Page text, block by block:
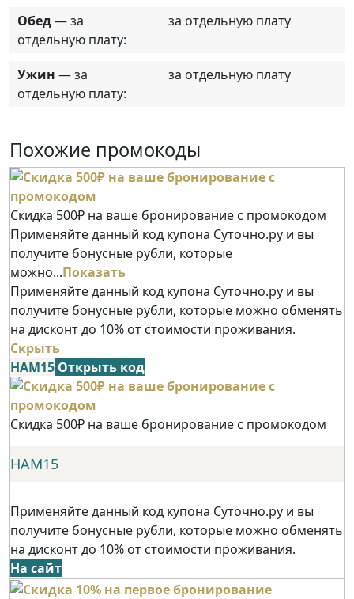
Обед— за
отдельную плату:
за отдельную плату
Ужин — за
отдельную плату:
за отдельную плату
Похожие промокоды
Скидка 500₽ на ваше бронирование с промокодом
Применяйте данный код купона Суточно.ру и вы
получите бонусные рубли, которые
можно...Показать
Применяйте данный код купона Суточно.ру и вы
получите бонусные рубли, которые можно обменять
на дисконт до 10% от стоимости проживания.
Скрыть
НАМ15 Открыть код
Скидка 500₽ на ваше бронирование с промокодом
НАМ15
Применяйте данный код купона Суточно.ру и вы
получите бонусные рубли, которые можно обменять
на дисконт до 10% от стоимости проживания.
На сайт